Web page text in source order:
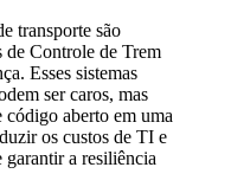
transporte são
de Controle de Trem
Esses sistemas
ser caros, mas
código aberto em uma
os custos de TI e
garantir a resiliência